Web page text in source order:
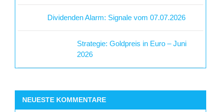
Dividenden Alarm: Signale vom 07.07.2026
Strategie: Goldpreis in Euro – Juni
2026
NEUESTE KOMMENTARE